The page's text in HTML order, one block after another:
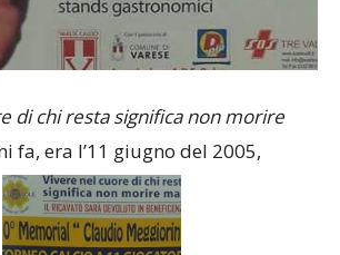
di chi resta significa non morire
fa, era l’11 giugno del 2005,